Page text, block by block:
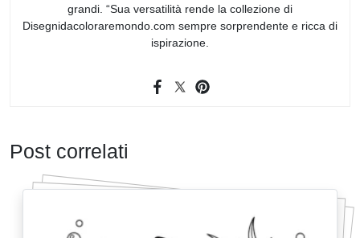
grandi. “Sua versatilità rende la collezione di
Disegnidacoloraremondo.com sempre sorprendente e ricca di
ispirazione.
Post correlati